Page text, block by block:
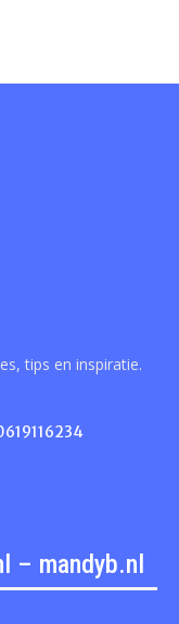
tips en inspiratie.
– mandyb.nl